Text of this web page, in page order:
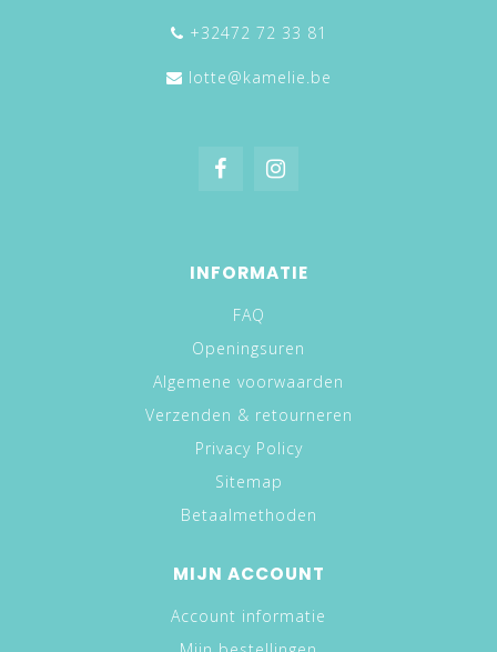
+32472 72 33 81
lotte@kamelie.be
INFORMATIE
FAQ
Openingsuren
Algemene voorwaarden
Verzenden & retourneren
Privacy Policy
Sitemap
Betaalmethoden
MIJN ACCOUNT
Account informatie